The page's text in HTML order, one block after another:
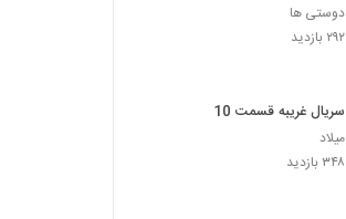
دوستی ها
۲۹۲ بازدید
سریال غریبه قسمت 10
میلاد
۳۴۸ بازدید